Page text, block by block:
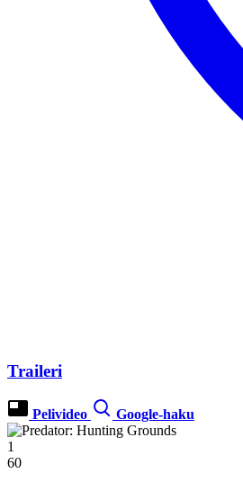
Traileri
Pelivideo Google-haku
1
60